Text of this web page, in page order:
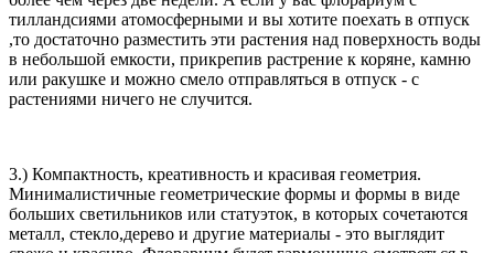
тилландсиями атомосферными и вы хотите поехать в отпуск
,то достаточно разместить эти растения над поверхность воды
в небольшой емкости, прикрепив растрение к коряне, камню
или ракушке и можно смело отправляться в отпуск - с
растениями ничего не случится.
3.) Компактность, креативность и красивая геометрия.
Минималистичные геометрические формы и формы в виде
больших светильников или статуэток, в которых сочетаются
металл, стекло,дерево и другие материалы - это выглядит